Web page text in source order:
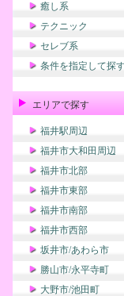
癒し系
テクニック
セレブ系
条件を指定して探
エリアで探す
福井駅周辺
福井市大和田周辺
福井市北部
福井市東部
福井市南部
福井市西部
坂井市/あわら市
勝山市/永平寺町
大野市/池田町